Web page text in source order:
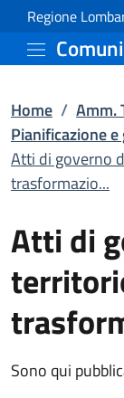
Vai al contenuto
Atti di
Regione
Home / Amm.
Pianificazione
Atti di governo
trasformazio...
Atti di
Sono qui